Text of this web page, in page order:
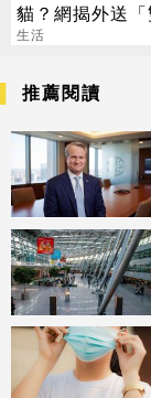
貓？網揭外送「
黑招數
生活
推薦閱讀